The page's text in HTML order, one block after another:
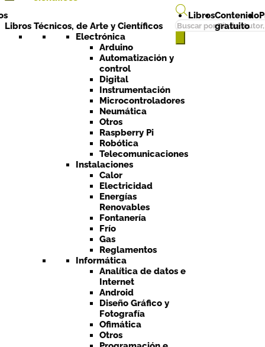
Búsqueda
de
Libros Técnicos, de Arte y Científicos
Electrónica
Arduino
Automatización y
control
Digital
Instrumentación
Microcontroladores
Neumática
Otros
Raspberry Pi
Robótica
Telecomunicaciones
Instalaciones
Calor
Electricidad
Energías
Renovables
Fontanería
Frío
Gas
Reglamentos
Informática
Analítica de datos e
Internet
Android
Diseño Gráfico y
Fotografía
Ofimática
Otros
LibrosContenido
gratuito